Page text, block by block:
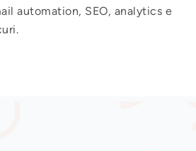
automation, SEO, analytics e